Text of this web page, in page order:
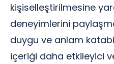
kişiselleştirilmesine
deneyimlerini
duygu ve anlam
içeriği daha etkileyici